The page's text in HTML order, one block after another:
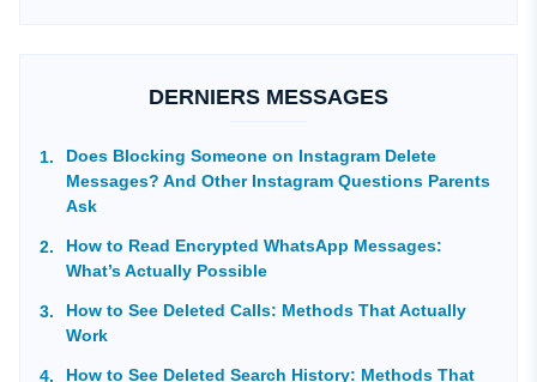
DERNIERS MESSAGES
Does Blocking Someone on Instagram Delete
Messages? And Other Instagram Questions Parents
Ask
How to Read Encrypted WhatsApp Messages:
What’s Actually Possible
How to See Deleted Calls: Methods That Actually
Work
How to See Deleted Search History: Methods That